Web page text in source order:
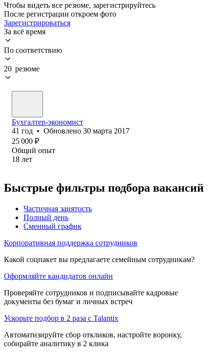
Чтобы видеть все резюме, зарегистрируйтесь
После регистрации откроем фото
Зарегистрироваться
За всё время
По соответствию
20 резюме
Бухгалтер-экономист
41 год • Обновлено 30 марта 2017
25 000 ₽
Общий опыт
18 лет
Быстрые фильтры подбора вакансий
Частичная занятость
Полный день
Сменный график
Корпоративная поддержка сотрудников
Какой соцпакет вы предлагаете семейным сотрудникам?
Оформляйте кандидатов онлайн
Проверяйте сотрудников и подписывайте кадровые
документы без бумаг и личных встреч
Ускорьте подбор в 2 раза с Talantix
Автоматизируйте сбор откликов, настройте воронку,
собирайте аналитику в 2 клика